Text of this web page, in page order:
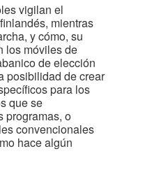
vigilan el
mientras
y cómo, su
los móviles de
de elección
posibilidad de crear
para los
que se
programas, o
convencionales
hace algún